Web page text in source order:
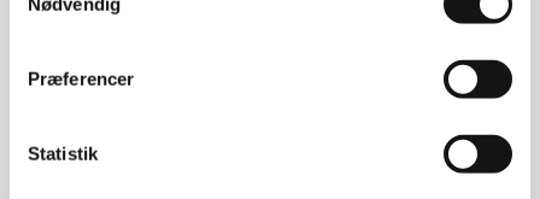
Præferencer
Statistik